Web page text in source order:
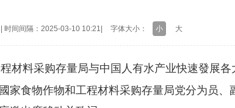
时间间隔：2025-03-10 10:21 字体大小： 小 大
材料采购存量局与中国人有水产业快速發展
家食物作物和工程材料采购存量局党分为员